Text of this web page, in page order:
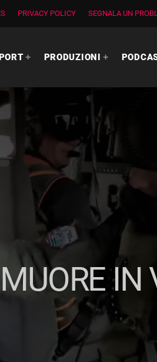
PRIVACY POLICY SEGNALA UN
PRODUZIONI
IN